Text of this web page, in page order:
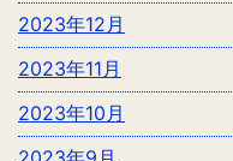
2023年12月
2023年11月
2023年10月